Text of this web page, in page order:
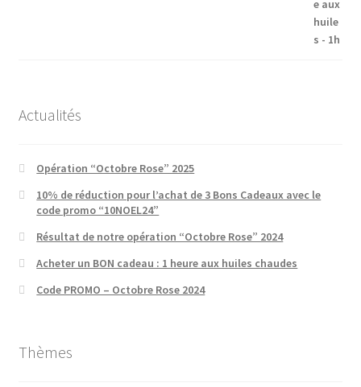
Actualités
Opération “Octobre Rose” 2025
10% de réduction pour l’achat de 3 Bons Cadeaux avec le
code promo “10NOEL24”
Résultat de notre opération “Octobre Rose” 2024
Acheter un BON cadeau : 1 heure aux huiles chaudes
Code PROMO – Octobre Rose 2024
Thèmes